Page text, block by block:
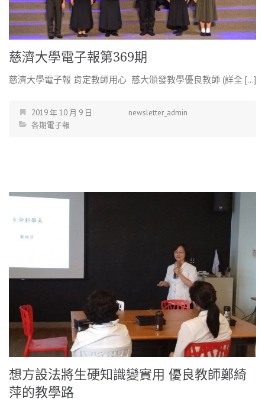
慈濟大學電子報第369期
慈濟大學電子報 肯定教師用心 慈大頒發教學優良教師 (詳全 […]
2019 年 10 月 9 日
newsletter_admin
各期電子報
想方設法將生硬知識變實用 優良教師鄭綺
萍的教學路